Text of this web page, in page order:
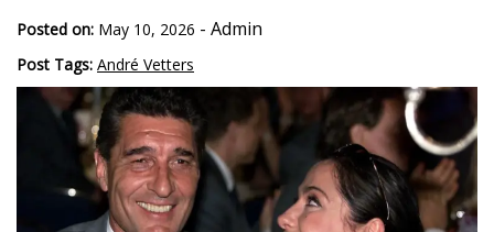
Posted on: May 10, 2026 - Admin
Post Tags: André Vetters